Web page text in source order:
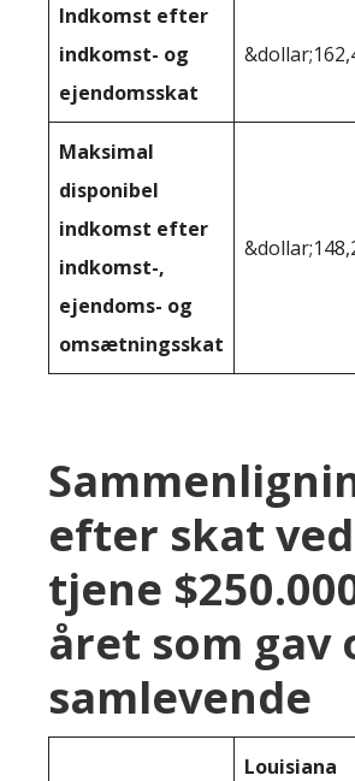
Indkomst efter
indkomst- og
ejendomsskat
Maksimal
disponibel
indkomst efter
indkomst-,
ejendoms- og
omsætningsskat
efter skat
tjene
året som gav
samlevende
Louisiana